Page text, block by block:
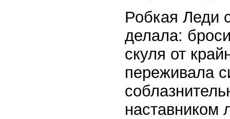
Робкая Леди
делала:
скуля от
переживала
наставником